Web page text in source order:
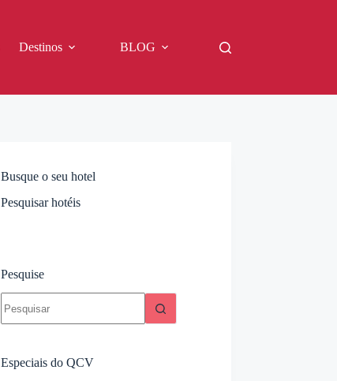
Destinos BLOG
Busque o seu hotel
Pesquisar hotéis
Pesquise
resultados
Especiais do QCV